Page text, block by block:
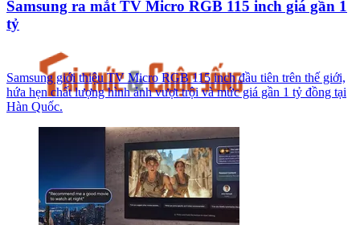
Samsung ra mắt TV Micro RGB 115 inch giá gần 1
tỷ
Samsung giới thiệu TV Micro RGB 115 inch đầu tiên trên thế giới,
hứa hẹn chất lượng hình ảnh vượt trội và mức giá gần 1 tỷ đồng tại
Hàn Quốc.